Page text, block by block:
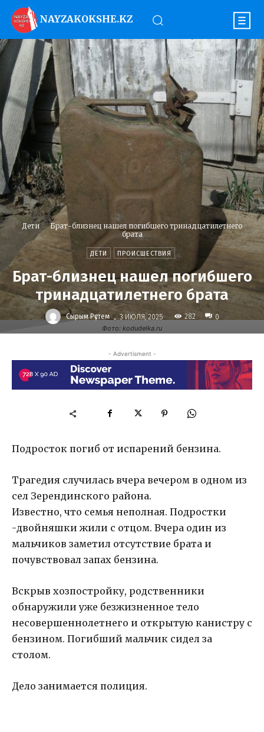
NAYZAKOKSHE.KZ
Фото: kodudelka.ru
Дети
Брат-близнец нашел погибшего тринадцатилетнего
брата
ДЕТИ ПРОИСШЕСТВИЯ
Брат-близнец нашел погибшего
тринадцатилетнего брата
Сырым Рүстем - 3 ИЮЛЯ, 2025 282 0
- Advertisment -
Подросток погиб от испарений бензина.
Трагедия случилась вчера вечером в одном из
сел Зерендинского района.
Известно, что семья неполная. Подростки
-двойняшки жили с отцом. Вчера один из
мальчиков заметил отсутствие брата и
почувствовал запах бензина.
Вскрыв хозпостройку, родственники
обнаружили уже безжизненное тело
несовершеннолетнего и открытую канистру с
бензином. Погибший мальчик сидел за
столом.
Дело занимается полиция.